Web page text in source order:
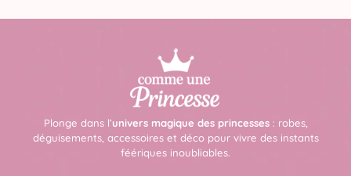
Plonge dans l’univers magique des princesses: robes,
déguisements, accessoires et déco pour vivre des instants
féériques inoubliables.